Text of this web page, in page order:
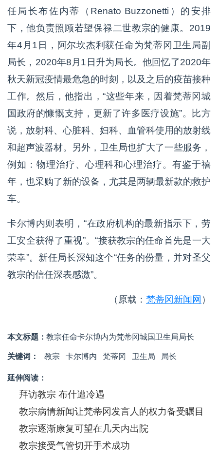
任局长布佐内蒂（Renato Buzzonetti）的安排
下，他负责照顾若望保禄二世教宗的健康。2019
年4月1日，阿尔坎杰利获任命为梵蒂冈卫生局副
局长，2020年8月1日升为局长。他回忆了2020年
秋天新冠疫情最危急的时刻，以及之后的疫苗接种
工作。然后，他指出，“这些年来，因着梵蒂冈城
国政府的慷慨支持，更新了许多医疗设施”。比方
说，放射科、心脏科、妇科、血管科使用的放射线
和超声波器材。另外，卫生局也扩大了一些服务，
例如：物理治疗、心理科和心理治疗。有鉴于禧
年，也采购了新的设备，尤其是两辆最新款的救护
车。
卡尔博内则表明，“在政府机构的最新指示下，劳
工安全获得了重视”。“接获教宗的任命首先是一大
荣幸”。新任局长深知这个“任务的份量，并对圣父
教宗的信任深表感激”。
（原载： 梵蒂冈新闻网 ）
本文标题： 教宗任命卡尔博内为梵蒂冈城国卫生局局长
关键词： 教宗 卡尔博内 梵蒂冈 卫生局 局长
延伸阅读：
拜访教宗 布什遭冷遇
教宗病情新闻让梵蒂冈发言人的权力备受瞩目
教宗逐渐康复可望在几天内出院
教宗接受气管切开手术成功